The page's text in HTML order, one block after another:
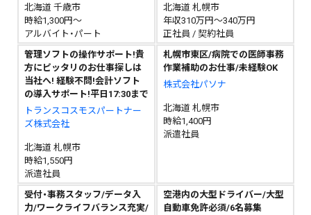
北海道 千歳市
時給1,300円～
アルバイト・パート
北海道 札幌市
年収310万円～340万円
正社員 / 契約社員
管理ソフトの操作サポート!貴
方にピッタリのお仕事探しは
当社へ! 経験不問!会計ソフト
の導入サポート!平日17:30まで
トランスコスモスパートナー
ズ株式会社
北海道 札幌市
時給1,550円
派遣社員
札幌市東区/病院での医師事務
作業補助のお仕事/未経験OK
株式会社パソナ
北海道 札幌市
時給1,400円
派遣社員
受付・事務スタッフ/データ入
力/ワークライフバランス充実/
空港内の大型ドライバー/大型
自動車免許必須/6名募集